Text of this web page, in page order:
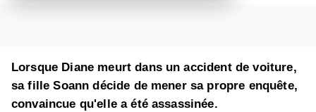
Lorsque Diane meurt dans un accident de voiture,
sa fille Soann décide de mener sa propre enquête,
convaincue qu'elle a été assassinée.